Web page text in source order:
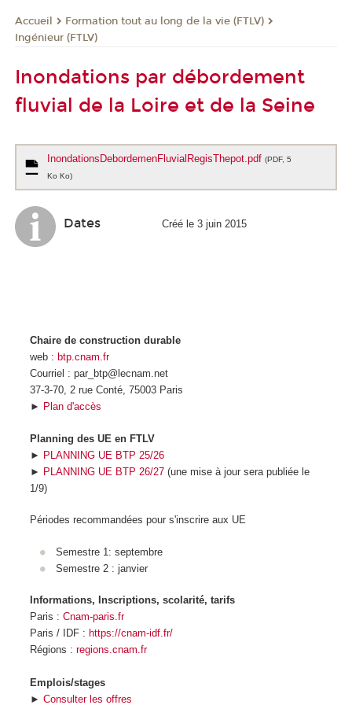
Accueil
Formation tout au long de la vie (FTLV)
Ingénieur (FTLV)
Inondations par débordement
fluvial de la Loire et de la Seine
InondationsDebordemenFluvialRegisThepot.pdf (PDF, 5
Ko Ko)
Dates Créé le 3 juin 2015
Chaire de construction durable
web : btp.cnam.fr
Courriel : par_btp@lecnam.net
37-3-70, 2 rue Conté, 75003 Paris
► Plan d'accès
Planning des UE en FTLV
► PLANNING UE BTP 25/26
► PLANNING UE BTP 26/27 (une mise à jour sera publiée le
1/9)
Périodes recommandées pour s'inscrire aux UE
Semestre 1: septembre
Semestre 2 : janvier
Informations, Inscriptions, scolarité, tarifs
Paris : Cnam-paris.fr
Paris / IDF : https://cnam-idf.fr/
Régions : regions.cnam.fr
Emplois/stages
► Consulter les offres